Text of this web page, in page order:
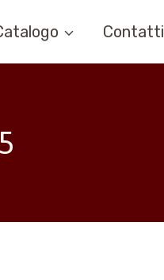
Contatti